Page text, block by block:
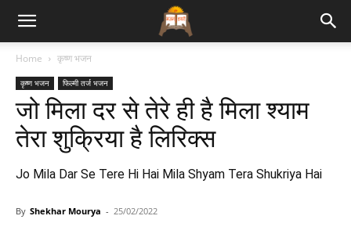
Bhajan
Lyrics
Home कृष्ण भजन
कृष्ण भजन फिल्मी तर्ज भजन
जो मिला दर से तेरे ही है मिला श्याम
तेरा शुक्रिया है लिरिक्स
Jo Mila Dar Se Tere Hi Hai Mila Shyam Tera Shukriya Hai
By Shekhar Mourya - 25/02/2022